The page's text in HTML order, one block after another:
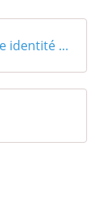
Romero-Britto fiche identité avec Qr code